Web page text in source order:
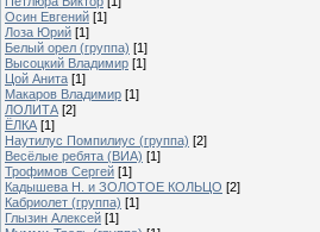
Осин Евгений [1]
Лоза Юрий [1]
Белый орел (группа) [1]
Высоцкий Владимир [1]
Цой Анита [1]
Макаров Владимир [1]
ЛОЛИТА [2]
ЁЛКА [1]
Наутилус Помпилиус (группа) [2]
Весёлые ребята (ВИА) [1]
Трофимов Сергей [1]
Кадышева Н. и ЗОЛОТОЕ КОЛЬЦО [2]
Кабриолет (группа) [1]
Глызин Алексей [1]